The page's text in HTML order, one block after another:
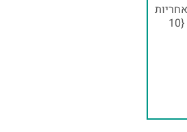
| 8 שנים אחריות
| דגם W בסיס פוליקרבונט | {10